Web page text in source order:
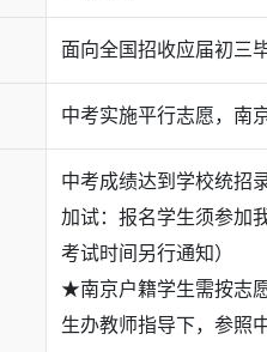
从雨中国高走向世界顶尖
23%被
48%被
92%
被
100%被
2024届毕业生“牛剑”双满贯，
录英国方向取 全英前20名校，英
加拿大前3名校 90%
面向全国招收应届初三
中考实施平行志愿，南
中考成绩达到学校统招
加试：报名学生须参加
考试时间另行通知）
★南京户籍学生需按志
生办教师指导下，参照